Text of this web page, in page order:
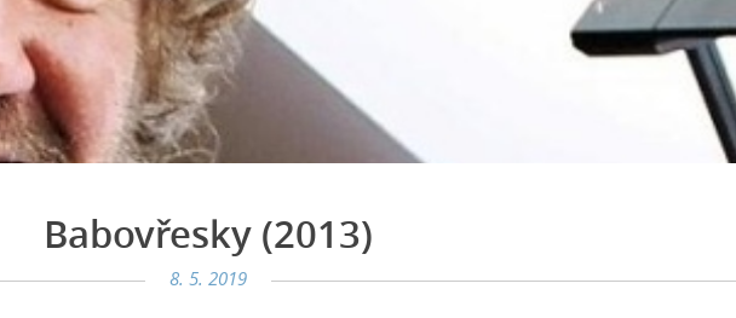
Babovřesky (2013)
8. 5. 2019